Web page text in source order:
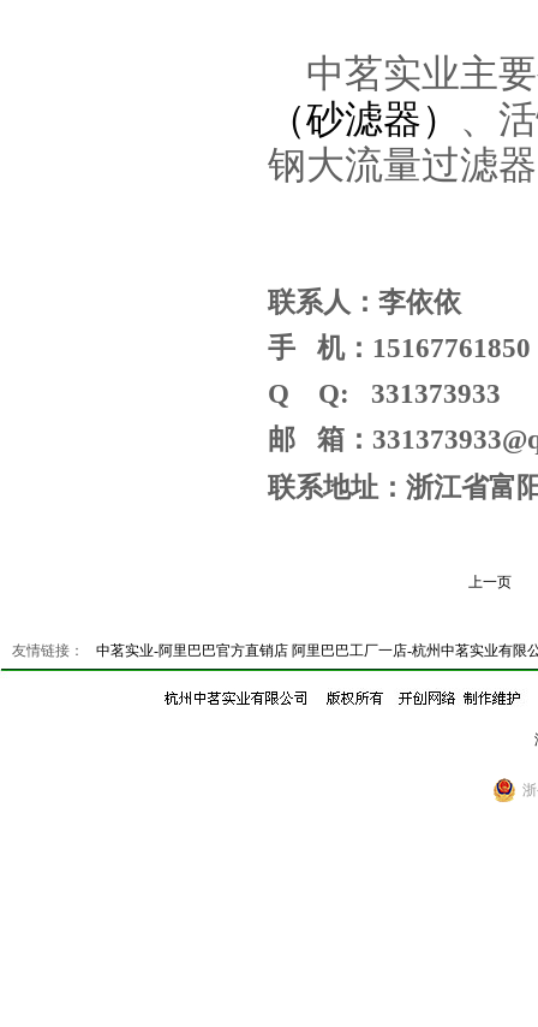
中茗实业主
（砂滤器） 、
钢大流量过滤
联系人：李依依
手 机：15167761850
Q Q: 331373933
邮 箱：
联系地址：浙江省富
上一页
友情链接： 中茗实业-阿里巴巴官方直销店 阿里巴巴工厂一店-杭州中茗实业有限